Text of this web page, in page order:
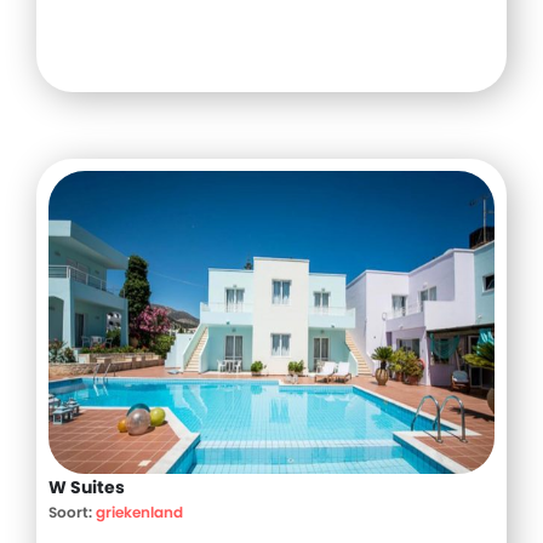
W Suites
Soort:griekenland